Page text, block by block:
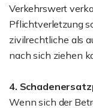
Verkehrswert
Pflichtverletzung
zivilrechtliche als
nach sich ziehen
4.
Wenn sich der